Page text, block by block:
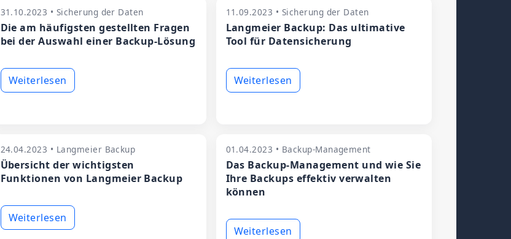
31.10.2023 • Sicherung der Daten
Die am häufigsten gestellten Fragen
bei der Auswahl einer Backup-Lösung
Weiterlesen
11.09.2023 • Sicherung der Daten
Langmeier Backup: Das ultimative
Tool für Datensicherung
Weiterlesen
24.04.2023 • Langmeier Backup
Übersicht der wichtigsten
Funktionen von Langmeier Backup
Weiterlesen
01.04.2023 • Backup-Management
Das Backup-Management und wie Sie
Ihre Backups effektiv verwalten
können
Weiterlesen